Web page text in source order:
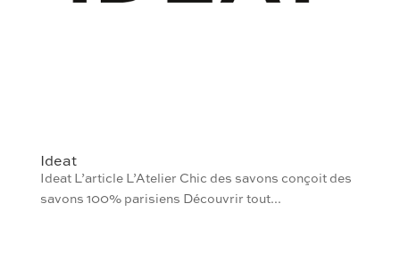
Ideat
Ideat L’article L’Atelier Chic des savons conçoit des
savons 100% parisiens Découvrir tout...